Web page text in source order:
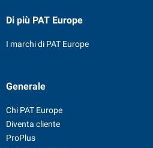
Di più PAT Europe
I marchi di PAT Europe
Generale
Chi PAT Europe
Diventa cliente
ProPlus